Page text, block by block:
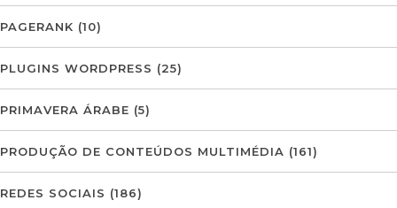
PAGERANK (10)
PLUGINS WORDPRESS (25)
PRIMAVERA ÁRABE (5)
PRODUÇÃO DE CONTEÚDOS MULTIMÉDIA (161)
REDES SOCIAIS (186)